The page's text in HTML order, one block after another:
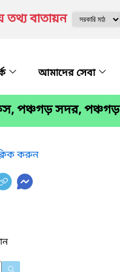
তথ্য বাতায়ন
আমাদের সেবা
পঞ্চগড় সদর, পঞ্চগড়
করুন